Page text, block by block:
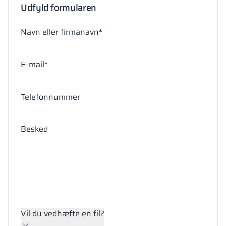
Udfyld formularen
Navn eller firmanavn*
E-mail*
Telefonnummer
Besked
Vil du vedhæfte en fil?